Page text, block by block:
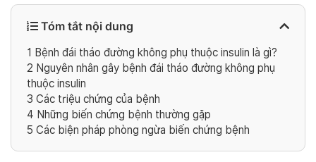
Tóm tắt nội dung
1 Bệnh đái tháo đường không phụ thuộc insulin là gì?
2 Nguyên nhân gây bệnh đái tháo đường không phụ
thuộc insulin
3 Các triệu chứng của bệnh
4 Những biến chứng bệnh thường gặp
5 Các biện pháp phòng ngừa biến chứng bệnh